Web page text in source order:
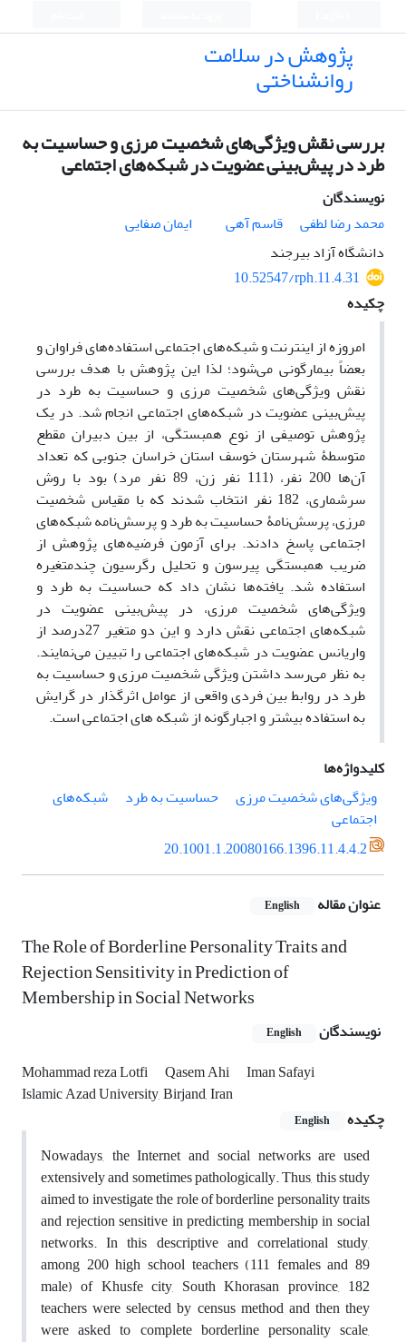
پژوهش در سلامت
روانشناختی
بررسی نقش ویژگی‌های شخصیت مرزی و حساسیت به
طرد در پیش‌بینی عضویت در شبکه‌های اجتماعی
نویسندگان
محمد رضا لطفی
قاسم آهی
ایمان صفایی
دانشگاه آزاد بیرجند
10.52547/rph.11.4.31
چکیده
امروزه از اینترنت و شبکه‌های اجتماعی استفاده‌های فراوان و
بعضاً بیمارگونی می‌شود؛‌ لذا این پژوهش با هدف بررسی
نقش ویژگی‌های شخصیت مرزی و حساسیت به طرد در
پیش‌بینی عضویت در شبکه‌های اجتماعی انجام شد. در یک
پژوهش توصیفی از نوع همبستگی، از بین دبیرانمقطع
متوسطۀ شهرستان خوسف استان خراسان جنوبی که تعداد
آن‌ها 200 نفر، (111 نفر زن، 89 نفر مرد) بود با روش
سرشماری، 182 نفر انتخاب شدند که با مقیاس شخصیت
مرزی، پرسش‌نامۀ حساسیت به طرد و پرسش‌نامه شبکه‌های
اجتماعی پاسخ دادند. برای آزمون فرضیه‌های پژوهش از
ضریب همبستگی پیرسون و تحلیل رگرسیون چندمتغیره
استفاده شد. یافته‌ها نشان داد کهحساسیت به طرد و
ویژگی‌های شخصیت مرزی، در پیش‌بینی عضویت در
شبکه‌های اجتماعی نقش دارد و این دو متغیر
درصد از
واریانس عضویت در شبکه‌های اجتماعی را تبیین می‌نمایند.
به نظر می‌رسد داشتن ویژگی شخصیت مرزی و حساسیت به
طرد در روابط بین فردی واقعی از عوامل اثرگذار در گرایش
به استفاده بیشتر و اجبارگونه از شبکه های اجتماعی است.
کلیدواژه‌ها
ویژگی‌های شخصیت مرزی
حساسیت به طرد
شبکه‌های
اجتماعی
20.1001.1.20080166.1396.11.4.4.2
عنوان مقاله English
The Role of Borderline Personality Traits and
Rejection Sensitivity in Prediction of
Membership in Social Networks
نویسندگان English
Mohammad reza Lotfi Qasem Ahi
Iman Safayi
Islamic Azad University, Birjand, Iran
چکیده
English
Nowadays, the Internet and social networks are used
extensively and sometimes pathologically. Thus, this study
aimed to investigate the role of borderline personality traits
and rejection sensitive in predicting membership in social
networks. In this descriptive and correlational study,
among 200 high school teachers (111 females and 89
male) of Khusfe city, South Khorasan province, 182
teachers were selected by census method and then they
were asked to complete borderline personality scale,